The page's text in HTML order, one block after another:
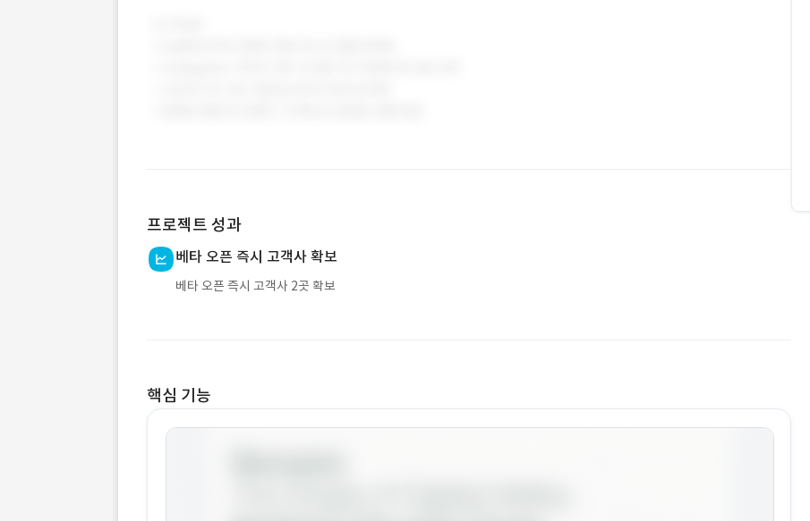
프로젝트 성과
베타 오픈 즉시 고객사 확보
베타 오픈 즉시 고객사 2곳 확보
핵심 기능